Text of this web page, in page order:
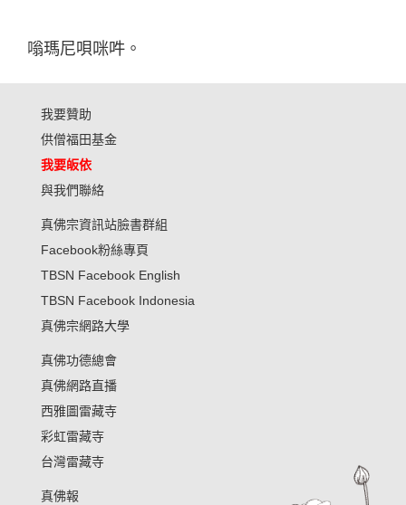
嗡瑪尼唄咪吽。
我要贊助
供僧福田基金
我要皈依
與我們聯絡
真佛宗資訊站臉書群組
Facebook粉絲專頁
TBSN Facebook English
TBSN Facebook Indonesia
真佛宗網路大學
真佛功德總會
真佛網路直播
西雅圖雷藏寺
彩虹雷藏寺
台灣雷藏寺
真佛報